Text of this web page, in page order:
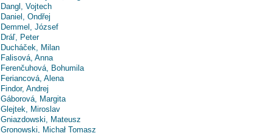
Dangl, Vojtech
Daniel, Ondřej
Demmel, József
Dráľ, Peter
Ducháček, Milan
Falisová, Anna
Ferenčuhová, Bohumila
Feriancová, Alena
Findor, Andrej
Gáborová, Margita
Glejtek, Miroslav
Gniazdowski, Mateusz
Gronowski, Michał Tomasz